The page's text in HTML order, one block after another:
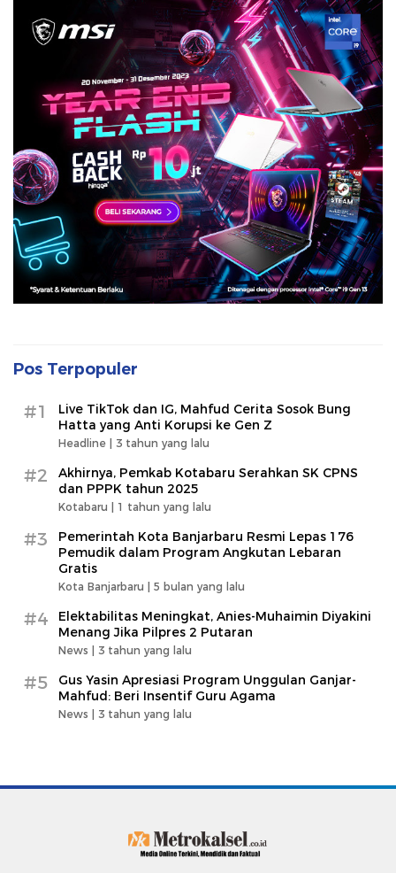
Pos Terpopuler
#1
Live TikTok dan IG, Mahfud Cerita Sosok Bung
Hatta yang Anti Korupsi ke Gen Z
Headline | 3 tahun yang lalu
#2
Akhirnya, Pemkab Kotabaru Serahkan SK CPNS
dan PPPK tahun 2025
Kotabaru | 1 tahun yang lalu
#3
Pemerintah Kota Banjarbaru Resmi Lepas 176
Pemudik dalam Program Angkutan Lebaran
Gratis
Kota Banjarbaru | 5 bulan yang lalu
#4
Elektabilitas Meningkat, Anies-Muhaimin Diyakini
Menang Jika Pilpres 2 Putaran
News | 3 tahun yang lalu
#5
Gus Yasin Apresiasi Program Unggulan Ganjar-
Mahfud: Beri Insentif Guru Agama
News | 3 tahun yang lalu